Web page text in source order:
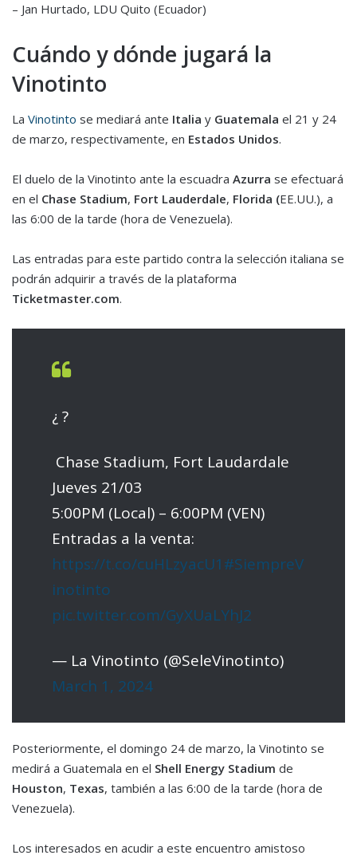
– Jan Hurtado, LDU Quito (Ecuador)
Cuándo y dónde jugará la
Vinotinto
La Vinotinto se mediará ante Italia y Guatemala el 21 y 24
de marzo, respectivamente, en Estados Unidos.
El duelo de la Vinotinto ante la escuadra Azurra se efectuará
en el Chase Stadium, Fort Lauderdale, Florida (EE.UU.), a
las 6:00 de la tarde (hora de Venezuela).
Las entradas para este partido contra la selección italiana se
podrán adquirir a través de la plataforma
Ticketmaster.com.
¿ ?
️ Chase Stadium, Fort Laudardale
Jueves 21/03
5:00PM (Local) – 6:00PM (VEN)
Entradas a la venta:
https://t.co/cuHLzyacU1#SiempreV
inotinto
pic.twitter.com/GyXUaLYhJ2
— La Vinotinto (@SeleVinotinto)
March 1, 2024
Posteriormente, el domingo 24 de marzo, la Vinotinto se
medirá a Guatemala en el Shell Energy Stadium de
Houston, Texas, también a las 6:00 de la tarde (hora de
Venezuela).
Los interesados en acudir a este encuentro amistoso